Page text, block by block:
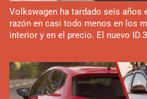
Volkswagen ha tardado seis años
razón en casi todo menos en los
interior y en el precio. El nuevo